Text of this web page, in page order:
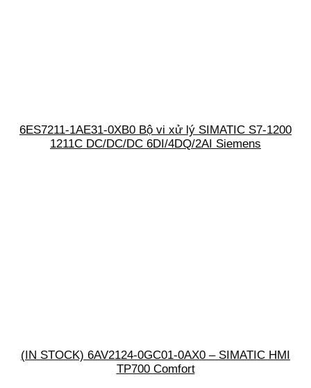
6ES7211-1AE31-0XB0 Bộ vi xử lý SIMATIC S7-1200
1211C DC/DC/DC 6DI/4DQ/2AI Siemens
(IN STOCK) 6AV2124-0GC01-0AX0 – SIMATIC HMI
TP700 Comfort